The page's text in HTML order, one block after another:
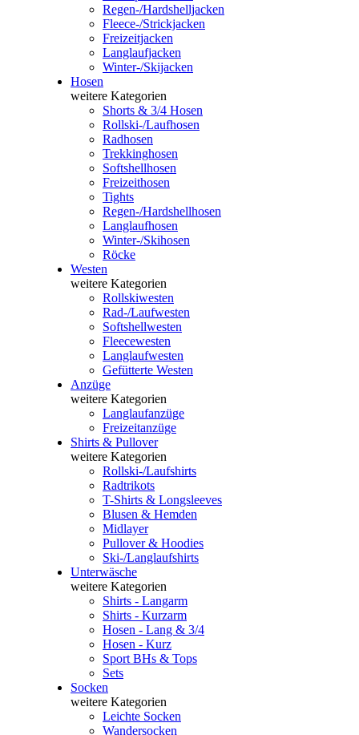
Regen-/Hardshelljacken
Fleece-/Strickjacken
Freizeitjacken
Langlaufjacken
Winter-/Skijacken
Hosen
weitere Kategorien
Shorts & 3/4 Hosen
Rollski-/Laufhosen
Radhosen
Trekkinghosen
Softshellhosen
Freizeithosen
Tights
Regen-/Hardshellhosen
Langlaufhosen
Winter-/Skihosen
Röcke
Westen
weitere Kategorien
Rollskiwesten
Rad-/Laufwesten
Softshellwesten
Fleecewesten
Langlaufwesten
Gefütterte Westen
Anzüge
weitere Kategorien
Langlaufanzüge
Freizeitanzüge
Shirts & Pullover
weitere Kategorien
Rollski-/Laufshirts
Radtrikots
T-Shirts & Longsleeves
Blusen & Hemden
Midlayer
Pullover & Hoodies
Ski-/Langlaufshirts
Unterwäsche
weitere Kategorien
Shirts - Langarm
Shirts - Kurzarm
Hosen - Lang & 3/4
Hosen - Kurz
Sport BHs & Tops
Sets
Socken
weitere Kategorien
Leichte Socken
Wandersocken